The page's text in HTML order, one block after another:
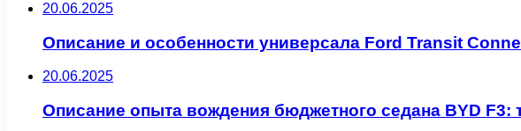
20.06.2025
Описание и особенности универсала Ford Transit
20.06.2025
Описание опыта вождения бюджетного седана BYD F3: